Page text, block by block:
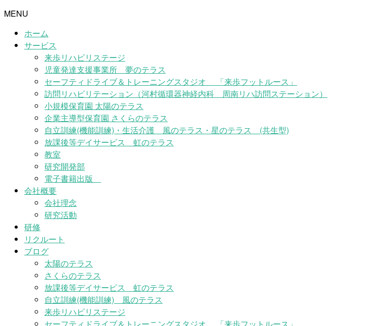
MENU
ホーム
サービス
来歩リハビリステージ
児童発達支援事業所 夢のテラス
セーフティドライブ＆トレーニングスタジオ 「来歩フットルース」
訪問リハビリテーション（河村循環器神経内科 周南リハ訪問ステーション）
小規模保育園 太陽のテラス
企業主導型保育園 さくらのテラス
自立訓練(機能訓練)・生活介護 風のテラス・星のテラス (共生型)
放課後等デイサービス 虹のテラス
教室
研究開発部
電子書籍出版
会社概要
会社理念
研究活動
研修
リクルート
ブログ
太陽のテラス
さくらのテラス
放課後等デイサービス 虹のテラス
自立訓練(機能訓練) 風のテラス
来歩リハビリステージ